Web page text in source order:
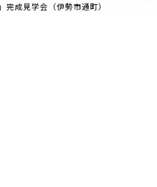
成見学会（伊勢市通町）